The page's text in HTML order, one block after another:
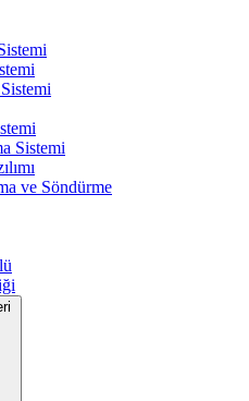
Sistemi
ve Söndürme